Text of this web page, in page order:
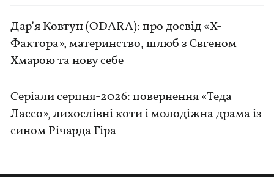
Дар’я Ковтун (ODARA): про досвід «Х-
Фактора», материнство, шлюб з Євгеном
Хмарою та нову себе
Серіали серпня-2026: повернення «Теда
Лассо», лихослівні коти і молодіжна драма із
сином Річарда Гіра